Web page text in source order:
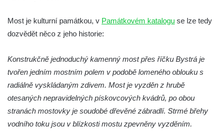
ve Šluknově
Železniční viadukt v Teplicích nad Metují
Lípy
Železniční viadukt v Desné
Silniční most přes potok Hasina v
Konětopech
Železniční viadukt v Jimlíně nad silnicí a
Most je kulturní památkou, v Památkovém katalogu se lze tedy
dozvědět něco z jeho historie:
Konstrukčně jednoduchý kamenný most přes říčku Bystrá je
tvořen jedním mostním polem v podobě lomeného oblouku s
radiálně vyskládaným zdivem. Most je vyzděn z hrubě
otesaných nepravidelných pískovcových kvádrů, po obou
stranách mostovky je soudobé dřevěné zábradlí. Strmé břehy
vodního toku jsou v blízkosti mostu zpevněny vyzděním.